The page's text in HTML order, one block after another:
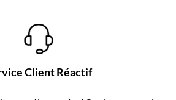
Client Réactif